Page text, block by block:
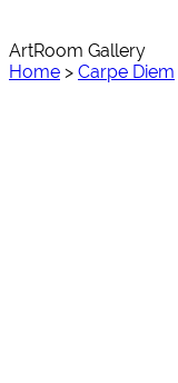
ArtRoom Gallery
Home > Carpe Diem